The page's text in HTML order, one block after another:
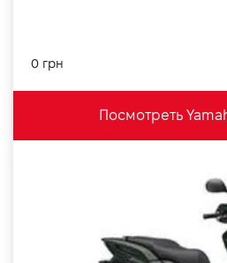
0 грн
Посмотреть